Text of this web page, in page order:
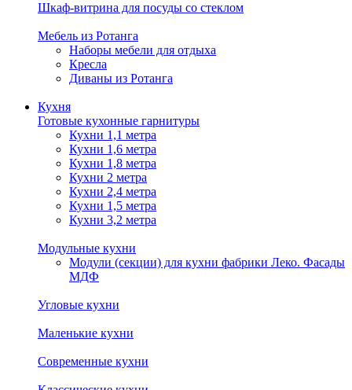
Шкаф-витрина для посуды со стеклом
Мебель из Ротанга
Наборы мебели для отдыха
Кресла
Диваны из Ротанга
Кухня
Готовые кухонные гарнитуры
Кухни 1,1 метра
Кухни 1,6 метра
Кухни 1,8 метра
Кухни 2 метра
Кухни 2,4 метра
Кухни 1,5 метра
Кухни 3,2 метра
Модульные кухни
Модули (секции) для кухни фабрики Леко. Фасады
МДФ
Угловые кухни
Маленькие кухни
Современные кухни